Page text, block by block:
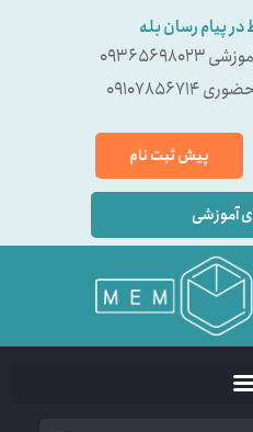
در پیام رسان بله
پیش ثبت نام
آموزشی